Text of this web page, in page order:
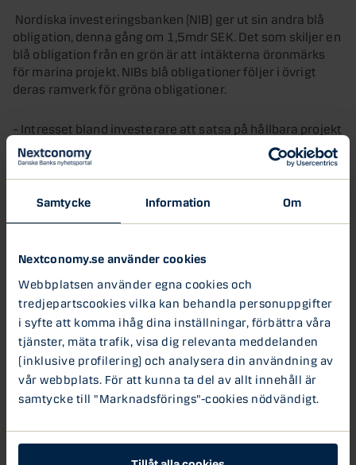
Samtycke Information Om
Nextconomy.se använder cookies
Webbplatsen använder egna cookies och
tredjepartscookies vilka kan behandla personuppgifter
i syfte att komma ihåg dina inställningar, förbättra våra
tjänster, mäta trafik, visa dig relevanta meddelanden
(inklusive profilering) och analysera din användning av
vår webbplats. För att kunna ta del av allt innehåll är
samtycke till "Marknadsförings"-cookies nödvändigt.
Nordiska investeringsbanken (NIB) ger ut sin andra blå
obligation, denna gång om 1,5mdr SEK. Det som skiljer en
blå obligation från en grön är att intäkterna öronmärks
för marina projekt. NIBs blå obligationer följer i övrigt
deras ramverk för gröna obligationer.
– Intresset bland investerare att satsa på hållbara projekt
är stort. I de blå obligationerna nischas
hållbarhetsfokuset till projekt som syftar till att
säkerställa friska vattendrag, sjöar och hav. Det finns
många investerare som tilltalas av att veta mer exakt
obligationsmarknaden på Danske Bank.
Lars Mac Key
Gröna obligationer har växt
kraftigt de senaste åren både i
antalet utgivna obligationer och i
större volymer. 2019 emitterades
gröna obligationer för 133 mdr
SEK – 85 procent mer än året